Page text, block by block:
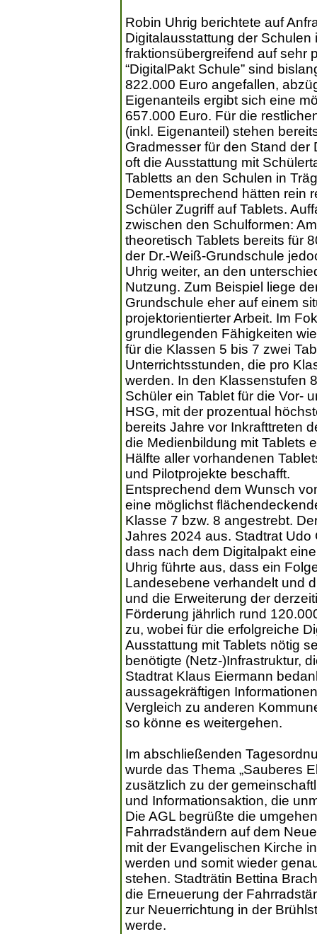
Robin Uhrig berichtete auf
Digitalausstattung der
fraktionsübergreifend auf sehr
“DigitalPakt Schule” sind
822.000 Euro angefallen,
Eigenanteils ergibt sich eine
657.000 Euro. Für die
(inkl. Eigenanteil) stehen
Gradmesser für den Stand
oft die Ausstattung mit
Tabletts an den Schulen in
Dementsprechend hätten rein
Schüler Zugriff auf Tablets.
zwischen den Schulformen:
theoretisch Tablets bereits für
der Dr.-Weiß-Grundschule
Uhrig weiter, an den
Nutzung. Zum Beispiel liege
Grundschule eher auf einem
projektorientierter Arbeit. Im
grundlegenden Fähigkeiten
für die Klassen 5 bis 7 zwei
Unterrichtsstunden, die pro
werden. In den Klassenstufen
Schüler ein Tablet für die Vor-
HSG, mit der prozentual
bereits Jahre vor Inkrafttreten
die Medienbildung mit Tablets
Hälfte aller vorhandenen
und Pilotprojekte beschafft.
Entsprechend dem Wunsch
eine möglichst
Klasse 7 bzw. 8 angestrebt.
Jahres 2024 aus. Stadtrat Udo
dass nach dem Digitalpakt
Uhrig führte aus, dass ein
Landesebene verhandelt und
und die Erweiterung der
Förderung jährlich rund
zu, wobei für die erfolgreiche
Ausstattung mit Tablets nötig
benötigte (Netz-)Infrastruktur,
Stadtrat Klaus Eiermann
aussagekräftigen
Vergleich zu anderen
so könne es weitergehen.
Im abschließenden
wurde das Thema „Sauberes
zusätzlich zu der
und Informationsaktion, die
Die AGL begrüßte die
Fahrradständern auf dem
mit der Evangelischen Kirche
werden und somit wieder
stehen. Stadträtin Bettina
die Erneuerung der
zur Neuerrichtung in der
werde.